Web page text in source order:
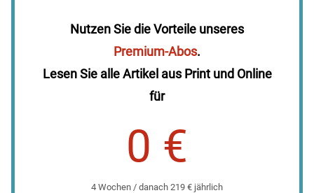
Nutzen Sie die Vorteile unseres
Premium-Abos.
Lesen Sie alle Artikel aus Print und Online
für
0 €
4 Wochen / danach 219 € jährlich